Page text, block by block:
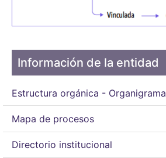
Información de la entidad
Estructura orgánica - Organigrama
Mapa de procesos
Directorio institucional